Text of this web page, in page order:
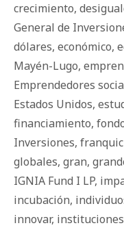
crecimiento,
General de
dólares, económico,
Mayén-Lugo,
Emprendedores
Estados Unidos,
financiamiento,
Inversiones,
globales, gran,
IGNIA Fund I LP,
incubación,
innovar,